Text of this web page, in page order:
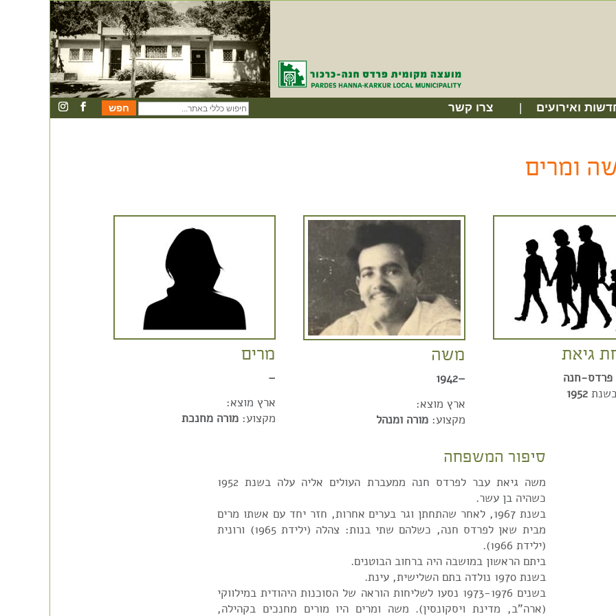
חיפוש
כללי
באתר
ואירועים צרו קשר
ומרים
גיאת
פרדס-חנה
1952
משה
–1942
ארץ מוצא:
מקצוע: מורה ומנהל
מרים
–
ארץ מוצא:
מקצוע: מורה מחנכת
סיפור המשפחה
משה גיאת עבר לפרדס חנה ממעברת העולים אליה עלה בשנת 1952
כשהיה בן עשר.
בשנת 1967, לאחר שהתחתן וגר בערים אחרות, חזר יחד עם אשתו מרים
מבית שאן לפרדס חנה, כשלהם שתי בנות: צהלה (ילידת 1965) ורונית
(ילידת 1966).
ביתם הראשון במושבה היה ברחוב הבוטנים.
בשנת 1970 נולדה בתם השלישית, עינת.
בשנים 1973-1976 נסעו לשליחות הוראה של הסוכנות היהודית במילווקי
(ארה"ב, מדינת ויסקונסין). משה ומרים היו מורים מחנכים בקהילה,